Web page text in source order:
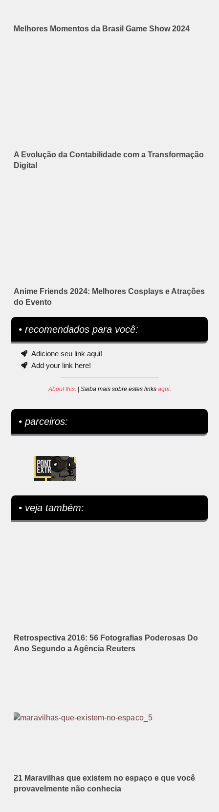
Melhores Momentos da Brasil Game Show 2024
A Evolução da Contabilidade com a Transformação
Digital
Anime Friends 2024: Melhores Cosplays e Atrações
do Evento
• recomendados para você:
Adicione seu link aqui!
Add your link here!
About this. | Saiba mais sobre estes links aqui.
• parceiros:
• veja também:
Retrospectiva 2016: 56 Fotografias Poderosas Do
Ano Segundo a Agência Reuters
21 Maravilhas que existem no espaço e que você
provavelmente não conhecia